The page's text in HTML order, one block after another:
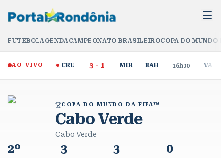
FUTEBOLAGENDACAMPEONATO BRASILEIROCOPA DO
AO VIVO CRU 3 - 1 MIR BAH 16h00 VAS
COPA DO MUNDO DA FIFA™
Cabo Verde
Cabo Verde
2º 3 3 0